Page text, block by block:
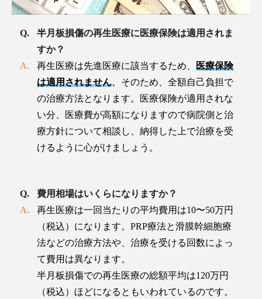
半月板損傷の再生医療に医療保険は適用されま
すか？
再生医療は先進医療に該当するため、 医療保険
は適用されません。そのため、全額自己負担で
の治療方法となります。医療保険が適用されな
い分、医療費が高額になりますので病院側と治
療方針について相談し、納得した上で治療を受
けるように心がけましょう。
費用相場はいくらになりますか？
再生医療は一回当たりの平均費用は10〜50万円
（税込）になります。PRP療法と滑膜幹細胞療
法などの治療方法や、治療を受ける回数によっ
て費用は異なります。
半月板損傷での再生医療の総額平均は120万円
（税込）ほどになるともいわれているのです。